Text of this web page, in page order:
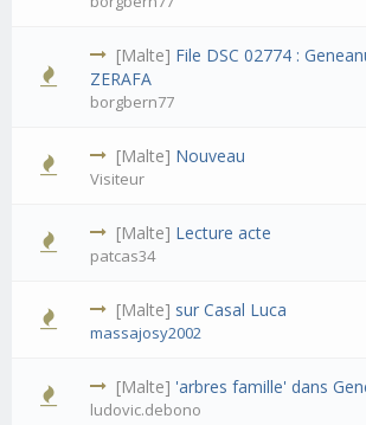
[Malte] File DSC 02774 :
ZERAFA
borgbern77
[Malte] Nouveau
Visiteur
[Malte] Lecture acte
patcas34
[Malte] sur Casal Luca
massajosy2002
[Malte] 'arbres famille' dans
ludovic.debono